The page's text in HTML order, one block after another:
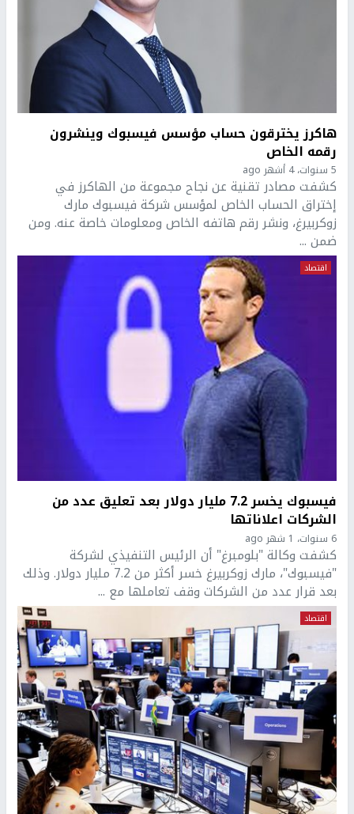
هاكرز يخترقون حساب مؤسس فيسبوك وينشرون
رقمه الخاص
5 سنوات، 4 أشهر ago
كشفت مصادر تقنية عن نجاح مجموعة من الهاكرز في
إختراق الحساب الخاص لمؤسس شركة فيسبوك مارك
زوكربيرغ، ونشر رقم هاتفه الخاص ومعلومات خاصة عنه. ومن
ضمن ...
اقتصاد
فيسبوك يخسر 7.2 مليار دولار بعد تعليق عدد من
الشركات اعلاناتها
6 سنوات، 1 شهر ago
كشفت وكالة "بلومبرغ" أن الرئيس التنفيذي لشركة
"فيسبوك"، مارك زوكربيرغ خسر أكثر من 7.2 مليار دولار. وذلك
بعد قرار عدد من الشركات وقف تعاملها مع ...
اقتصاد